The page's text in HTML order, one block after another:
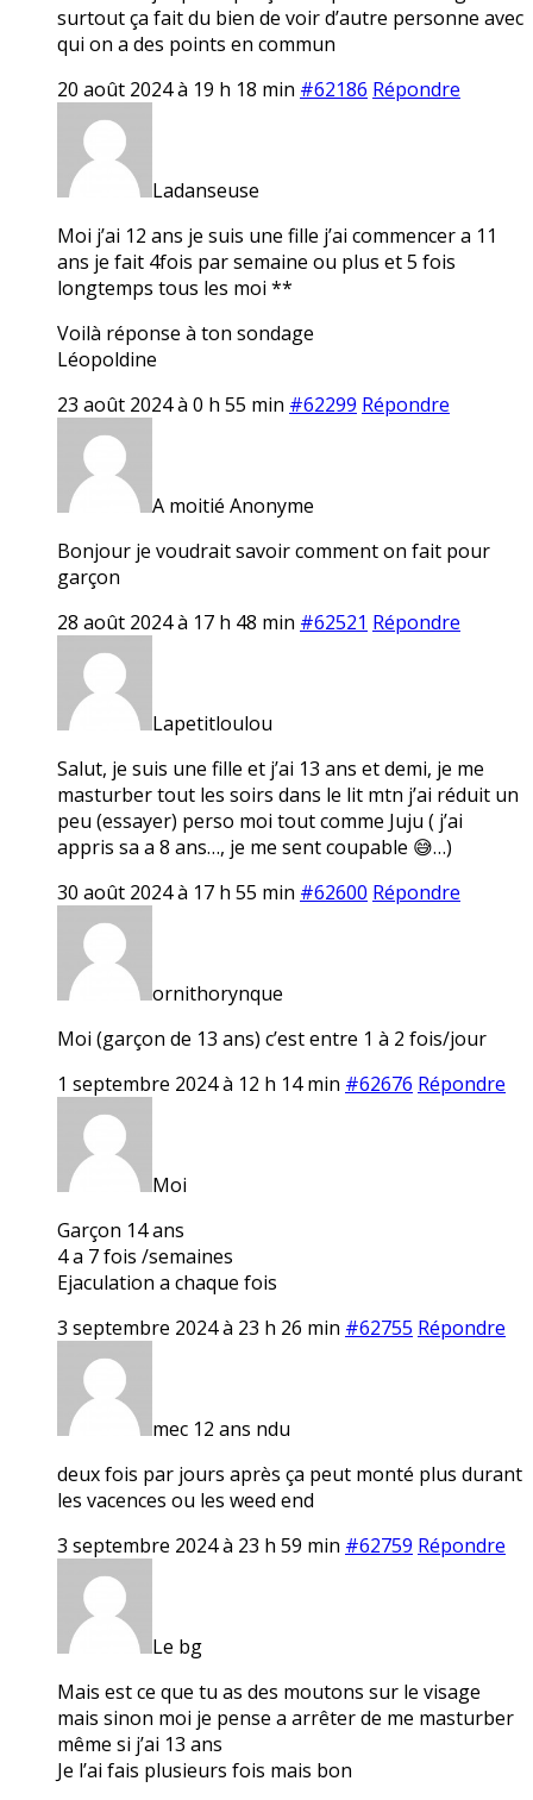
surtout ça fait du bien de voir d’autre personne avec
qui on a des points en commun
20 août 2024 à 19 h 18 min #62186 Répondre
Ladanseuse
Moi j’ai 12 ans je suis une fille j’ai commencer a 11
ans je fait 4fois par semaine ou plus et 5 fois
longtemps tous les moi **
Voilà réponse à ton sondage
Léopoldine
23 août 2024 à 0 h 55 min #62299 Répondre
A moitié Anonyme
Bonjour je voudrait savoir comment on fait pour
garçon
28 août 2024 à 17 h 48 min #62521 Répondre
Lapetitloulou
Salut, je suis une fille et j’ai 13 ans et demi, je me
masturber tout les soirs dans le lit mtn j’ai réduit un
peu (essayer) perso moi tout comme Juju ( j’ai
appris sa a 8 ans…, je me sent coupable 😅…)
30 août 2024 à 17 h 55 min #62600 Répondre
ornithorynque
Moi (garçon de 13 ans) c’est entre 1 à 2 fois/jour
1 septembre 2024 à 12 h 14 min #62676 Répondre
Moi
Garçon 14 ans
4 a 7 fois /semaines
Ejaculation a chaque fois
3 septembre 2024 à 23 h 26 min #62755 Répondre
mec 12 ans ndu
deux fois par jours après ça peut monté plus durant
les vacences ou les weed end
3 septembre 2024 à 23 h 59 min #62759 Répondre
Le bg
Mais est ce que tu as des moutons sur le visage
mais sinon moi je pense a arrêter de me masturber
même si j’ai 13 ans
Je l’ai fais plusieurs fois mais bon